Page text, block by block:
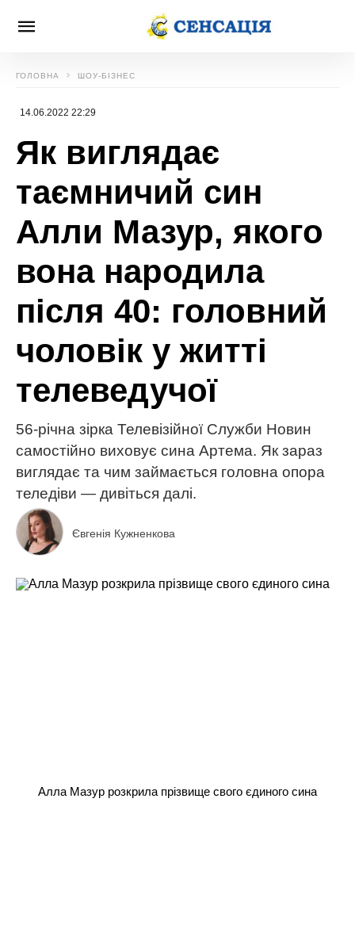
ГОЛОВНА ШОУ-БІЗНЕС
14.06.2022 22:29
Як виглядає
таємничий син
Алли Мазур, якого
вона народила
після 40: головний
чоловік у житті
телеведучої
56-річна зірка Телевізійної Служби Новин
самостійно виховує сина Артема. Як зараз
виглядає та чим займається головна опора
теледіви — дивіться далі.
Євгенія Кужненкова
Алла Мазур розкрила прізвище свого єдиного сина